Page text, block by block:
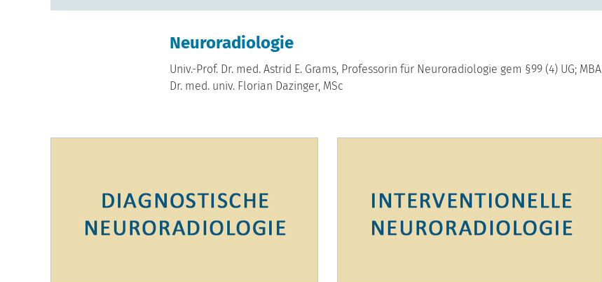
Neuroradiologie
Univ.-Prof. Dr. med. Astrid E. Grams, Professorin für Neuroradiologie gem §99 (4) UG; MBA
Dr. med. univ. Florian Dazinger, MSc